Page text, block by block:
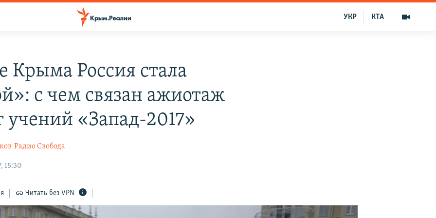
КТА
УКР
Крыма Россия стала
с чем связан ажиотаж
учений «Запад-2017»
Радио Свобода
15:30
Читать без VPN